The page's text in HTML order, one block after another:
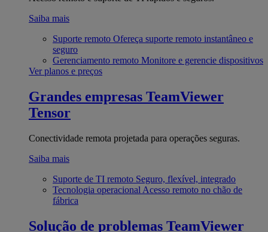
Saiba mais
Suporte remoto Ofereça suporte remoto instantâneo e
seguro
Gerenciamento remoto Monitore e gerencie dispositivos
Ver planos e preços
Grandes empresas TeamViewer
Tensor
Conectividade remota projetada para operações seguras.
Saiba mais
Suporte de TI remoto Seguro, flexível, integrado
Tecnologia operacional Acesso remoto no chão de
fábrica
Solução de problemas TeamViewer